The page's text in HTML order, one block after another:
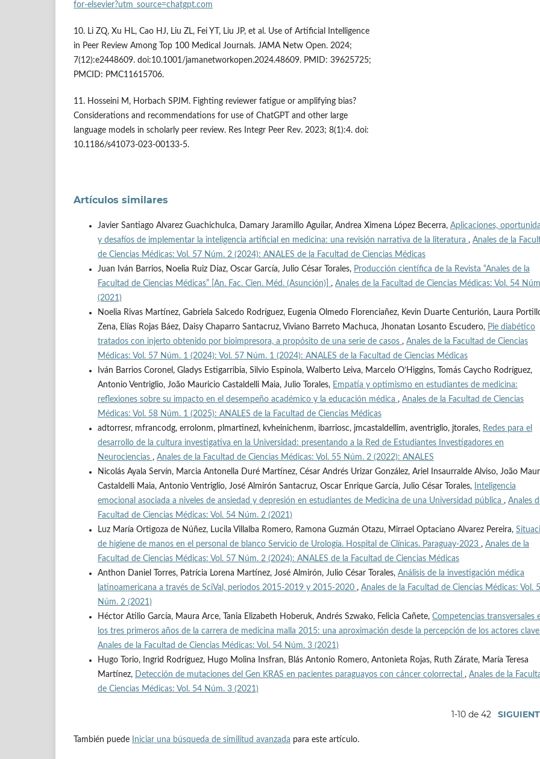
for-elsevier?utm_source=chatgpt.com
10. Li ZQ, Xu HL, Cao HJ, Liu ZL, Fei YT, Liu JP, et al. Use of Artificial Intelligence
in Peer Review Among Top 100 Medical Journals. JAMA Netw Open. 2024;
7(12):e2448609. doi:10.1001/jamanetworkopen.2024.48609. PMID: 39625725;
PMCID: PMC11615706.
11. Hosseini M, Horbach SPJM. Fighting reviewer fatigue or amplifying bias?
Considerations and recommendations for use of ChatGPT and other large
language models in scholarly peer review. Res Integr Peer Rev. 2023; 8(1):4. doi:
10.1186/s41073-023-00133-5.
Artículos similares
Javier Santiago Alvarez Guachichulca, Damary Jaramillo Aguilar, Andrea Ximena López Becerra, Aplicaciones,
y desafíos de implementar la inteligencia artificial en medicina: una revisión narrativa de la literatura , Anales de la
de Ciencias Médicas: Vol. 57 Núm. 2 (2024): ANALES de la Facultad de Ciencias Médicas
Juan Iván Barrios, Noelia Ruiz Díaz, Oscar García, Julio César Torales, Producción científica de la Revista “Anales de la
Facultad de Ciencias Médicas” [An. Fac. Cien. Méd. (Asunción)] , Anales de la Facultad de Ciencias Médicas: Vol. 54
(2021)
Noelia Rivas Martínez, Gabriela Salcedo Rodríguez, Eugenia Olmedo Florenciañez, Kevin Duarte Centurión, Laura
Zena, Elías Rojas Báez, Daisy Chaparro Santacruz, Viviano Barreto Machuca, Jhonatan Losanto Escudero, Pie diabético
tratados con injerto obtenido por bioimpresora, a propósito de una serie de casos , Anales de la Facultad de Ciencias
Médicas: Vol. 57 Núm. 1 (2024): Vol. 57 Núm. 1 (2024): ANALES de la Facultad de Ciencias Médicas
Iván Barrios Coronel, Gladys Estigarribia, Silvio Espínola, Walberto Leiva, Marcelo O’Higgins, Tomás Caycho Rodríguez,
Antonio Ventriglio, João Mauricio Castaldelli Maia, Julio Torales, Empatía y optimismo en estudiantes de medicina:
reflexiones sobre su impacto en el desempeño académico y la educación médica , Anales de la Facultad de Ciencias
Médicas: Vol. 58 Núm. 1 (2025): ANALES de la Facultad de Ciencias Médicas
adtorresr, mfrancodg, errolonm, plmartinezl, kvheinichenm, ibarriosc, jmcastaldellim, aventriglio, jtorales, Redes para el
desarrollo de la cultura investigativa en la Universidad: presentando a la Red de Estudiantes Investigadores en
Neurociencias , Anales de la Facultad de Ciencias Médicas: Vol. 55 Núm. 2 (2022): ANALES
Nicolás Ayala Servín, Marcia Antonella Duré Martínez, César Andrés Urizar González, Ariel Insaurralde Alviso, João
Castaldelli Maia, Antonio Ventriglio, José Almirón Santacruz, Oscar Enrique García, Julio César Torales,
Inteligencia
emocional asociada a niveles de ansiedad y depresión en estudiantes de Medicina de una Universidad pública , Anales
Facultad de Ciencias Médicas: Vol. 54 Núm. 2 (2021)
Luz María Ortigoza de Núñez, Lucila Villalba Romero, Ramona Guzmán Otazu, Mirrael Optaciano Alvarez Pereira,
de higiene de manos en el personal de blanco Servicio de Urología. Hospital de Clínicas. Paraguay-2023 , Anales de la
Facultad de Ciencias Médicas: Vol. 57 Núm. 2 (2024): ANALES de la Facultad de Ciencias Médicas
Anthon Daniel Torres, Patrícia Lorena Martínez, José Almirón, Julio César Torales, Análisis de la investigación médica
latinoamericana a través de SciVal, periodos 2015-2019 y 2015-2020 , Anales de la Facultad de Ciencias Médicas: Vol.
Núm. 2 (2021)
Héctor Atilio García, Maura Arce, Tania Elizabeth Hoberuk, Andrés Szwako, Felicia Cañete, Competencias transversales
los tres primeros años de la carrera de medicina malla 2015: una aproximación desde la percepción de los actores
Anales de la Facultad de Ciencias Médicas: Vol. 54 Núm. 3 (2021)
Hugo Torio, Ingrid Rodríguez, Hugo Molina Insfran, Blás Antonio Romero, Antonieta Rojas, Ruth Zárate, María Teresa
Martínez, Detección de mutaciones del Gen KRAS en pacientes paraguayos con cáncer colorrectal , Anales de la
de Ciencias Médicas: Vol. 54 Núm. 3 (2021)
1-10 de 42
También puede Iniciar una búsqueda de similitud avanzada para este artículo.